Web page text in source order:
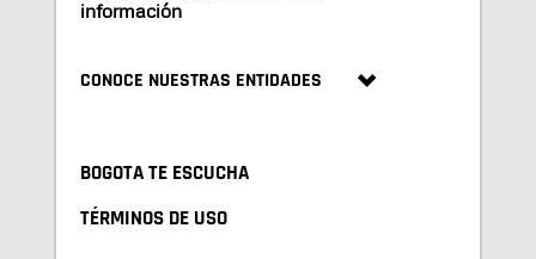
información
CONOCE NUESTRAS ENTIDADES
BOGOTA TE ESCUCHA
TÉRMINOS DE USO